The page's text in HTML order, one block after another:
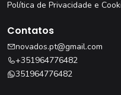
Política de Privacidade e
Contatos
novados.pt@gmail.com
+351964776482
351964776482